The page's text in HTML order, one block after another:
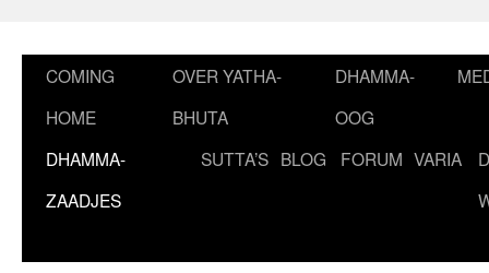
COMING
HOME
OVER YATHA-
BHUTA
DHAMMA-
OOG
DHAMMA-
ZAADJES
SUTTA’S BLOG FORUM VARIA